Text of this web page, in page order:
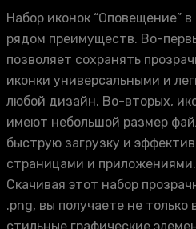
Набор иконок “Оповещение”
рядом преимуществ. Во-
позволяет сохранять
иконки универсальными и
любой дизайн. Во-вторых,
имеют небольшой размер
быструю загрузку и
страницами и приложениями.
Скачивая этот набор
.png, вы получаете не только